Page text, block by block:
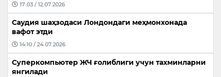
17:03 / 12.07.2026
Саудия шаҳзодаси Лондондаги меҳмонхонада
вафот этди
14:10 / 24.07.2026
Суперкомпьютер ЖЧ ғолиблиги учун тахминларни
янгилади